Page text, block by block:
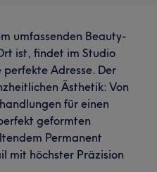
umfassenden Beauty-
ist, findet im Studio
Adresse. Der
Ästhetik: Von
für einen
geformten
Permanent
mit höchster Präzision